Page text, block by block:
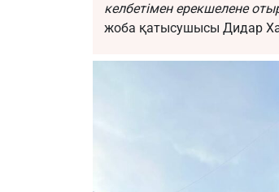
келбетімен ерекшелене
жоба қатысушысы Дидар